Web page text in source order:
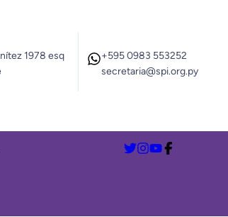
1978 esq
+595 0983 553252
secretaria@spi.org.py